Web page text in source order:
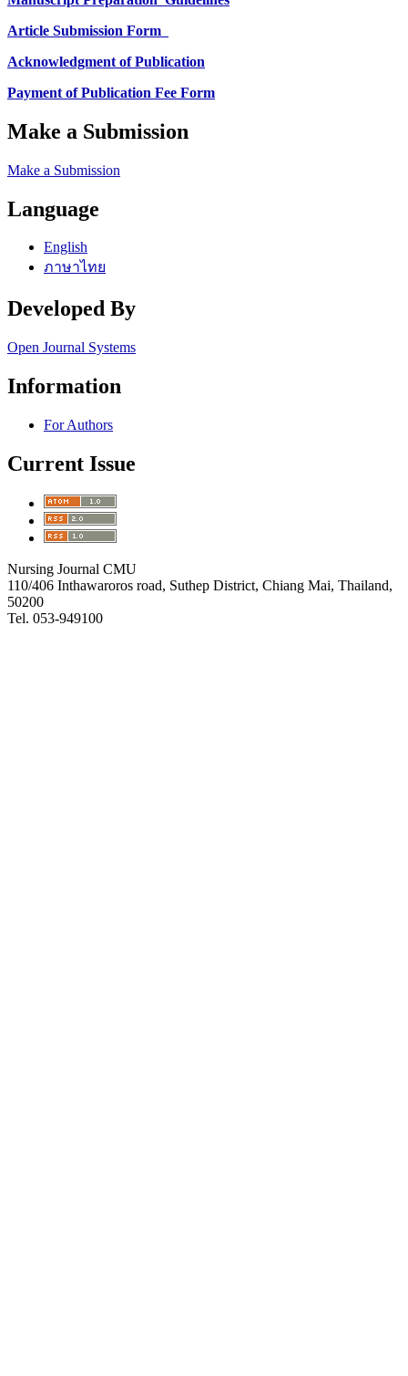
Article Submission Form
Acknowledgment of Publication
Payment of Publication Fee Form
Make a Submission
Make a Submission
Language
English
ภาษาไทย
Developed By
Open Journal Systems
Information
For Authors
Current Issue
Nursing Journal CMU
110/406 Inthawaroros road, Suthep District, Chiang Mai, Thailand,
50200
Tel. 053-949100